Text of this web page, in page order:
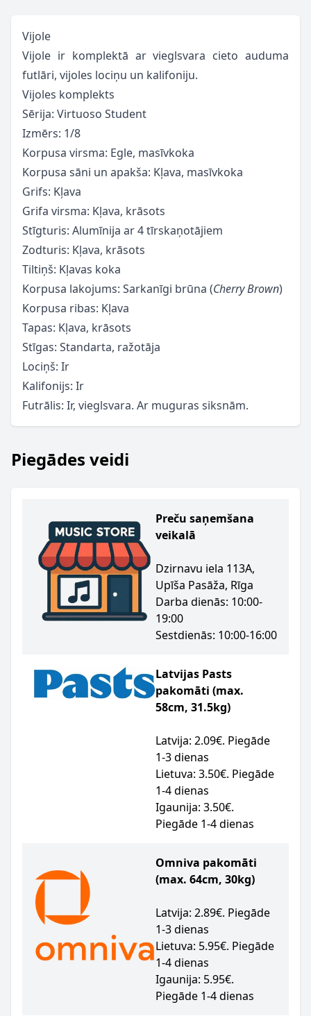
Vijole
Vijole ir komplektā ar vieglsvara cieto auduma
futlāri, vijoles lociņu un kalifoniju.
Vijoles komplekts
Sērija: Virtuoso Student
Izmērs: 1/8
Korpusa virsma: Egle, masīvkoka
Korpusa sāni un apakša: Kļava, masīvkoka
Grifs: Kļava
Grifa virsma: Kļava, krāsots
Stīgturis: Alumīnija ar 4 tīrskaņotājiem
Zodturis: Kļava, krāsots
Tiltiņš: Kļavas koka
Korpusa lakojums: Sarkanīgi brūna (Cherry Brown)
Korpusa ribas: Kļava
Tapas: Kļava, krāsots
Stīgas: Standarta, ražotāja
Lociņš: Ir
Kalifonijs: Ir
Futrālis: Ir, vieglsvara. Ar muguras siksnām.
Piegādes veidi
Preču saņemšana
veikalā
Dzirnavu iela 113A,
Upīša Pasāža, Rīga
Darba dienās: 10:00-
19:00
Sestdienās: 10:00-16:00
Latvijas Pasts
pakomāti (max.
58cm, 31.5kg)
Latvija: 2.09€. Piegāde
1-3 dienas
Lietuva: 3.50€. Piegāde
1-4 dienas
Igaunija: 3.50€.
Piegāde 1-4 dienas
Omniva pakomāti
(max. 64cm, 30kg)
Latvija: 2.89€. Piegāde
1-3 dienas
Lietuva: 5.95€. Piegāde
1-4 dienas
Igaunija: 5.95€.
Piegāde 1-4 dienas